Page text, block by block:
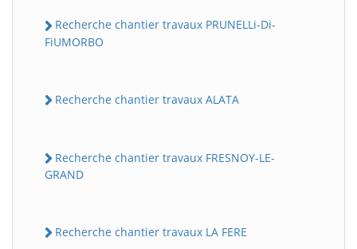
Recherche chantier travaux PRUNELLi-Di-
FiUMORBO
Recherche chantier travaux ALATA
Recherche chantier travaux FRESNOY-LE-
GRAND
Recherche chantier travaux LA FERE